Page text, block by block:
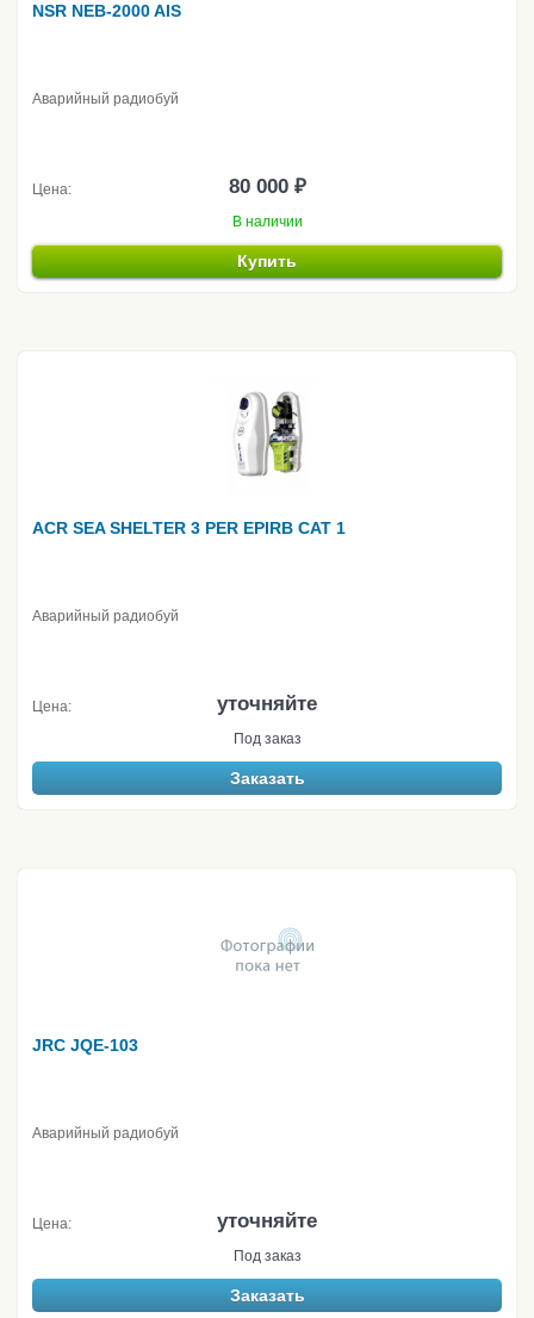
NSR NEB-2000 AIS
Аварийный радиобуй
Цена: 80 000 ₽
В наличии
Купить
ACR SEA SHELTER 3 PER EPIRB CAT 1
Аварийный радиобуй
Цена: уточняйте
Под заказ
Заказать
JRC JQE-103
Аварийный радиобуй
Цена: уточняйте
Под заказ
Заказать